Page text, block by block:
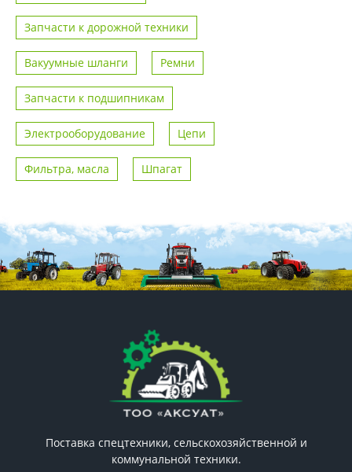
Запчасти к дорожной техники
Вакуумные шланги Ремни
Запчасти к подшипникам
Электрооборудование Цепи
Фильтра, масла Шпагат
Поставка спецтехники, сельскохозяйственной и
коммунальной техники.